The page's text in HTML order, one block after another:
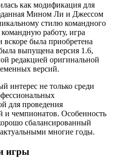
как модификация для
Мином Ли и Джессом
стилю командного
работу, игра
вскоре была приобретена
выпущена версия 1.6,
редакцией оригинальной
версий.
интерес не только среди
для проведения
и чемпионатов. Особенность
сбалансированный
многие годы.
игры